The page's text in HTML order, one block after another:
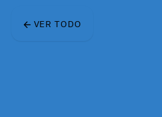
VER TODO